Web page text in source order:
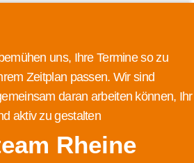
uns, Ihre Termine so zu
Zeitplan passen. Wir sind
daran arbeiten können, Ihr
aktiv zu gestalten
Rheine